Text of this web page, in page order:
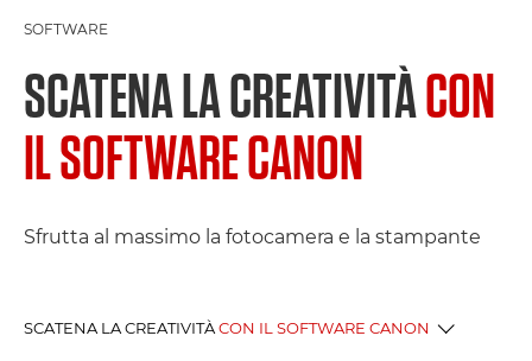
SOFTWARE
SCATENA LA CREATIVITÀCON
IL SOFTWARE CANON
Sfrutta al massimo la fotocamera e la stampante
SCATENA LA CREATIVITÀCON IL SOFTWARE CANON